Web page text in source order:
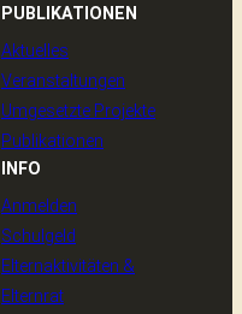
PUBLIKATIONEN
Aktuelles
Veranstaltungen
Umgesetzte Projekte
Publikationen
INFO
Anmelden
Schulgeld
Elternaktivitäten &
Elternrat